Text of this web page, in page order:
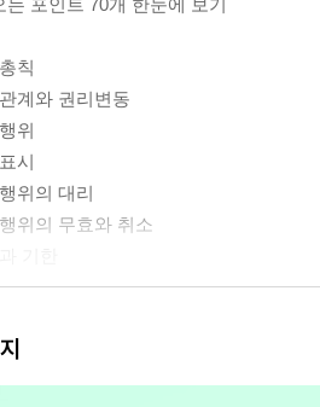
칙
계와 권리변동
위
시
위의 대리
위의 무효와 취소
변동